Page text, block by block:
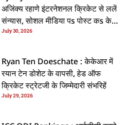
अजिंक्य रहाणे इंटरनेशनल क्रिकेट से ललें
संन्यास, सोशल मीडिया पs पोस्ट कs के
कइलें एलान
July 30, 2026
Ryan Ten Doeschate : केकेआर में
रयान टेन डोशेट के वापसी, हेड ऑफ
क्रिकेट स्ट्रेटजी के जिम्मेदारी संभरिहें
July 29, 2026